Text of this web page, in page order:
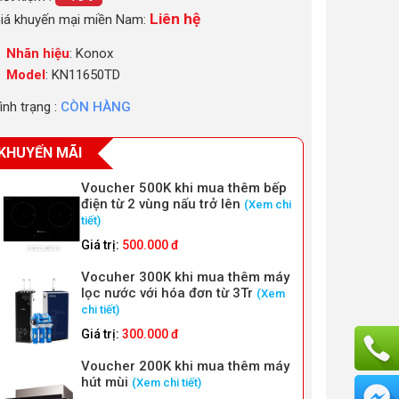
khuyến mại miền Nam: Liên hệ
Nhãn hiệu: Konox
Model: KN11650TD
trạng : CÒN HÀNG
MÃI
Vocuher 300K khi mua thêm máy
lọc nước với hóa đơn từ 3Tr (Xem
chi tiết)
Giá trị: 300.000 đ
Voucher 500K khi mua thêm bếp
điện từ 2 vùng nấu trở lên (Xem chi
tiết)
Giá trị: 500.000 đ
Voucher 200K khi mua thêm máy
hút mùi (Xem chi tiết)